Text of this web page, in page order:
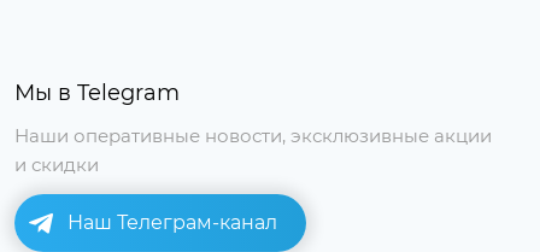
Мы в Telegram
Наши оперативные новости, эксклюзивные акции
и скидки
Наш Телеграм-канал